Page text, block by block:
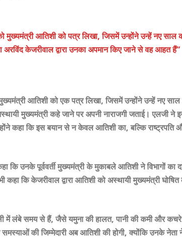
मुख्यमंत्री आतिशी को पत्र लिखा, जिसमें उन्होंने उन्हें नए साल
केजरीवाल द्वारा उनका अपमान किए जाने से वह आहत हैं”
आतिशी को एक पत्र लिखा, जिसमें उन्होंने उन्हें नए साल
मुख्यमंत्री कहे जाने पर अपनी नाराजगी जताई। एलजी
कहा कि इस बयान से न केवल आतिशी का, बल्कि
उनके पूर्ववर्ती मुख्यमंत्री के मुकाबले आतिशी ने विभागों का
कि केजरीवाल द्वारा आतिशी को अस्थायी मुख्यमंत्री
में लंबे समय से हैं, जैसे यमुना की हालत, पानी की कमी और
की जिम्मेदारी अब आतिशी की होगी, क्योंकि उनके